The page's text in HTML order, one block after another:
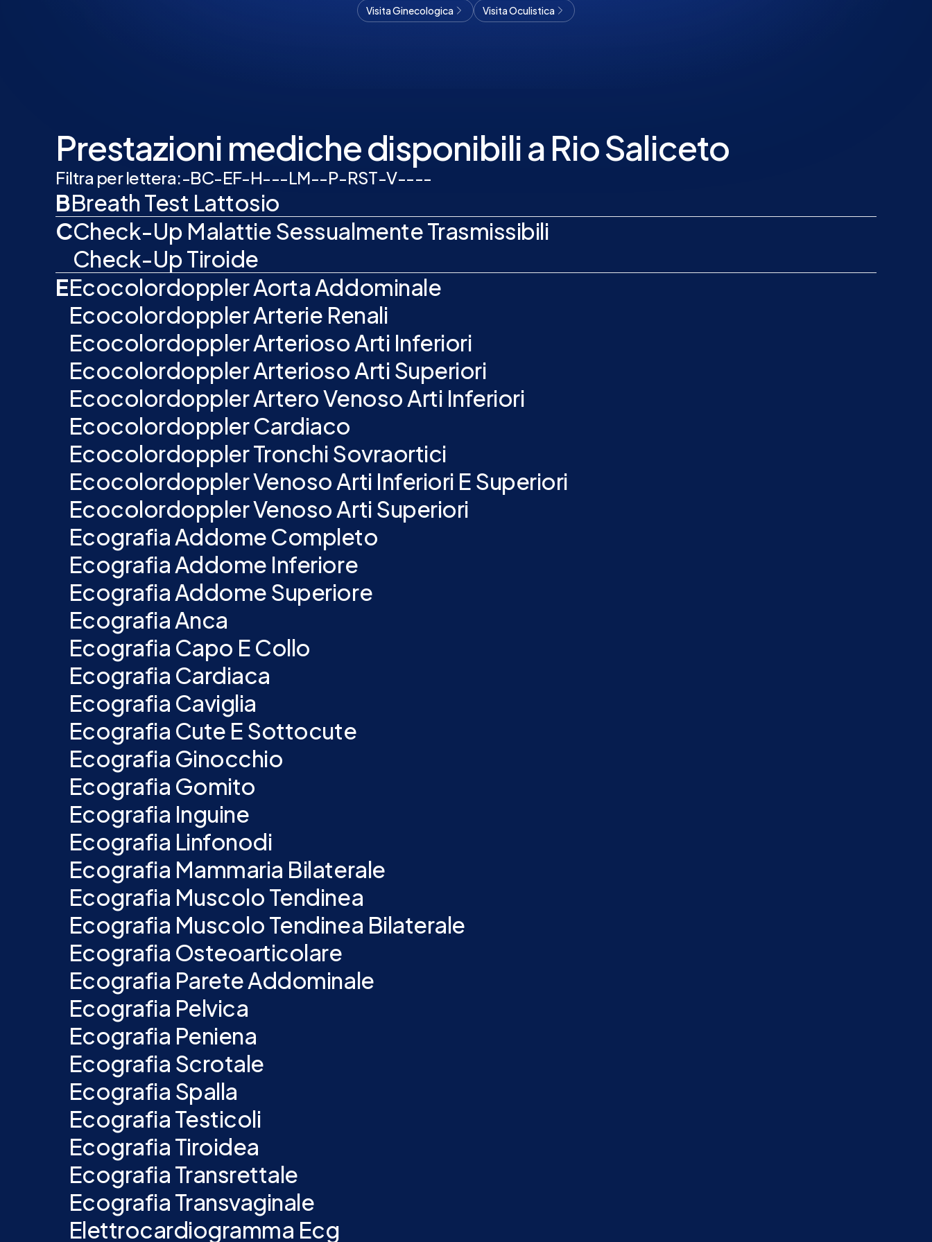
Visita Ginecologica
Visita Oculistica
Prestazioni mediche disponibili a Rio Saliceto
Filtra per lettera:-BC-EF-H---LM--P-RST-V----
BBreath Test Lattosio
CCheck-Up Malattie Sessualmente Trasmissibili
Check-Up Tiroide
EEcocolordoppler Aorta Addominale
Ecocolordoppler Arterie Renali
Ecocolordoppler Arterioso Arti Inferiori
Ecocolordoppler Arterioso Arti Superiori
Ecocolordoppler Artero Venoso Arti Inferiori
Ecocolordoppler Cardiaco
Ecocolordoppler Tronchi Sovraortici
Ecocolordoppler Venoso Arti Inferiori E Superiori
Ecocolordoppler Venoso Arti Superiori
Ecografia Addome Completo
Ecografia Addome Inferiore
Ecografia Addome Superiore
Ecografia Anca
Ecografia Capo E Collo
Ecografia Cardiaca
Ecografia Caviglia
Ecografia Cute E Sottocute
Ecografia Ginocchio
Ecografia Gomito
Ecografia Inguine
Ecografia Linfonodi
Ecografia Mammaria Bilaterale
Ecografia Muscolo Tendinea
Ecografia Muscolo Tendinea Bilaterale
Ecografia Osteoarticolare
Ecografia Parete Addominale
Ecografia Pelvica
Ecografia Peniena
Ecografia Scrotale
Ecografia Spalla
Ecografia Testicoli
Ecografia Tiroidea
Ecografia Transrettale
Ecografia Transvaginale
Elettrocardiogramma Ecg